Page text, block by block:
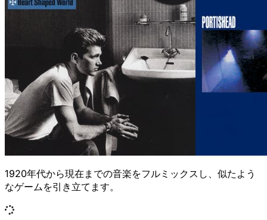
1920年代から現在までの音楽をフルミックスし、似たよう
なゲームを引き立てます。